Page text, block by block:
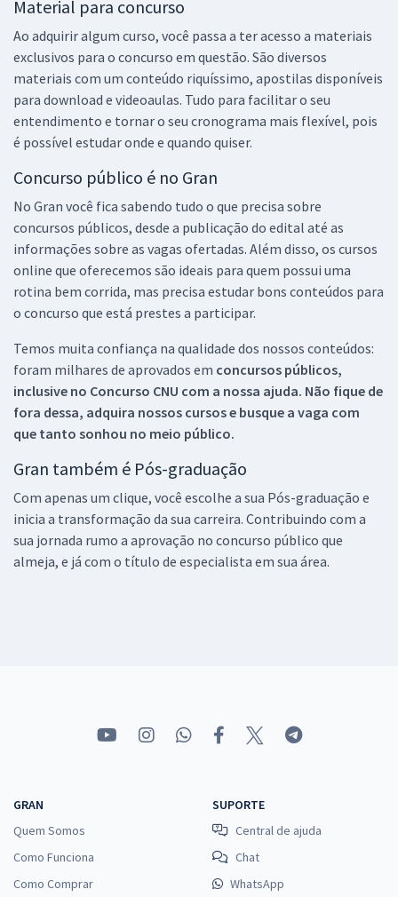
Material para concurso
Ao adquirir algum curso, você passa a ter acesso a materiais
exclusivos para o concurso em questão. São diversos
materiais com um conteúdo riquíssimo, apostilas disponíveis
para download e videoaulas. Tudo para facilitar o seu
entendimento e tornar o seu cronograma mais flexível, pois
é possível estudar onde e quando quiser.
Concurso público é no Gran
No Gran você fica sabendo tudo o que precisa sobre
concursos públicos, desde a publicação do edital até as
informações sobre as vagas ofertadas. Além disso, os cursos
online que oferecemos são ideais para quem possui uma
rotina bem corrida, mas precisa estudar bons conteúdos para
o concurso que está prestes a participar.
Temos muita confiança na qualidade dos nossos conteúdos:
foram milhares de aprovados em concursos públicos,
inclusive no Concurso CNU com a nossa ajuda. Não fique de
fora dessa, adquira nossos cursos e busque a vaga com
que tanto sonhou no meio público.
Gran também é Pós-graduação
Com apenas um clique, você escolhe a sua Pós-graduação e
inicia a transformação da sua carreira. Contribuindo com a
sua jornada rumo a aprovação no concurso público que
almeja, e já com o título de especialista em sua área.
GRAN
Quem Somos
Como Funciona
Como Comprar
SUPORTE
Central de ajuda
Chat
WhatsApp